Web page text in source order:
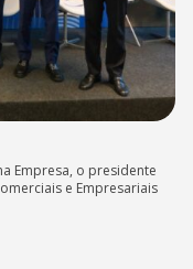
Empresa, o presidente
e Empresariais